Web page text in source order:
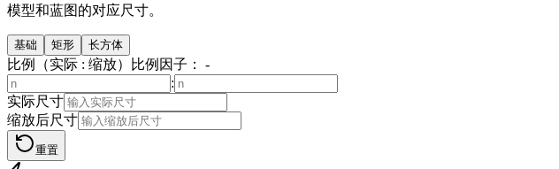
模型和蓝图的对应尺寸。
基础 矩形 长方体
比例（实际 : 缩放） 比例因子：
-
:
实际尺寸
缩放后尺寸
重置